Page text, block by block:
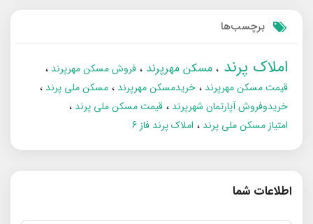
برچسب‌ها
املاک پرند مسکن مهرپرند
فروش مسکن مهرپرند
قیمت مسکن مهرپرند
خریدمسکن مهرپرند
مسکن ملی پرند
خریدوفروش آپارتمان شهرپرند
قیمت مسکن ملی پرند
امتیاز مسکن ملی پرند
املاک پرند فاز 6
اطلاعات شما